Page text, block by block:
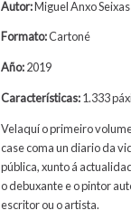
Autor:Miguel Anxo
Formato:Cartoné
Año:2019
Características:1.333
Velaquí o primeiro
case coma un diario da
pública, xunto á
o debuxante e o pintor
escritor ou o artista.